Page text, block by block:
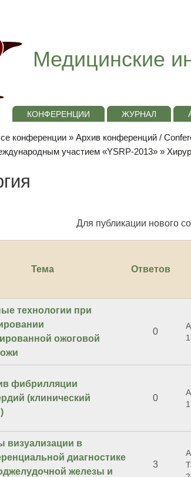
Медицинские
КОНФЕРЕНЦИИ ЖУРНАЛ
конференции » Архив конференций /
участием «YSRP-2013» »
Для публикации нового
Тема Ответов
технологии при
ожоговой
0
фибрилляции
(клинический
0
визуализации в
диагностике
железы и
3